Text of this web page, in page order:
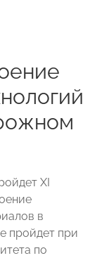
XI
в
пройдет при
по